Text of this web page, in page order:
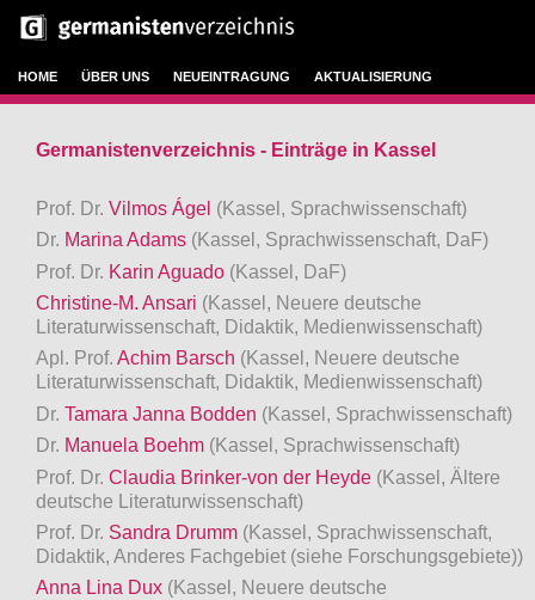
HOME ÜBER UNS NEUEINTRAGUNG AKTUALISIERUNG
Germanistenverzeichnis - Einträge in Kassel
Prof. Dr. Vilmos Ágel (Kassel, Sprachwissenschaft)
Dr. Marina Adams (Kassel, Sprachwissenschaft, DaF)
Prof. Dr. Karin Aguado (Kassel, DaF)
Christine-M. Ansari (Kassel, Neuere deutsche
Literaturwissenschaft, Didaktik, Medienwissenschaft)
Apl. Prof. Achim Barsch (Kassel, Neuere deutsche
Literaturwissenschaft, Didaktik, Medienwissenschaft)
Dr. Tamara Janna Bodden (Kassel, Sprachwissenschaft)
Dr. Manuela Boehm (Kassel, Sprachwissenschaft)
Prof. Dr. Claudia Brinker-von der Heyde (Kassel, Ältere
deutsche Literaturwissenschaft)
Prof. Dr. Sandra Drumm (Kassel, Sprachwissenschaft,
Didaktik, Anderes Fachgebiet (siehe Forschungsgebiete))
Anna Lina Dux (Kassel, Neuere deutsche